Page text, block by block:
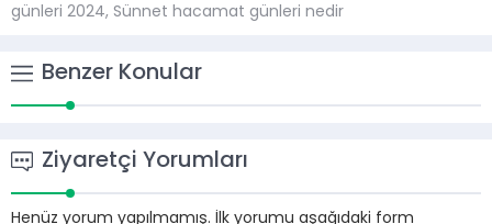
günleri 2024, Sünnet hacamat günleri nedir
Benzer Konular
Ziyaretçi Yorumları
Henüz yorum yapılmamış. İlk yorumu aşağıdaki form